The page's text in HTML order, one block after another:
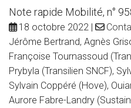
Note rapide Mobilité, n°
18 octobre 2022
Jérôme Bertrand, Agnès
Françoise Tournassoud
Prybyla (Transilien SNCF),
Sylvain Coppéré (Hove),
Aurore Fabre-Landry